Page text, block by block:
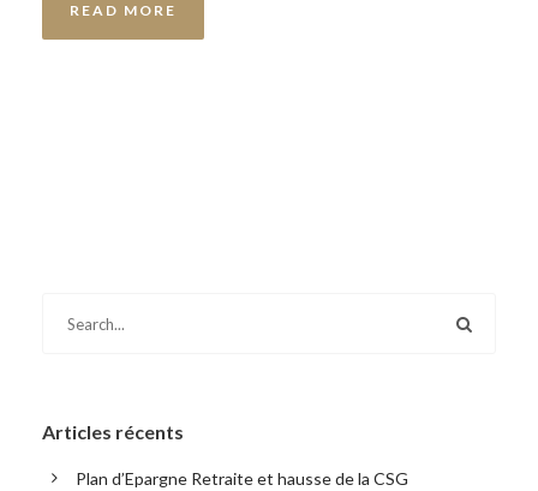
READ MORE
Articles récents
Plan d’Epargne Retraite et hausse de la CSG